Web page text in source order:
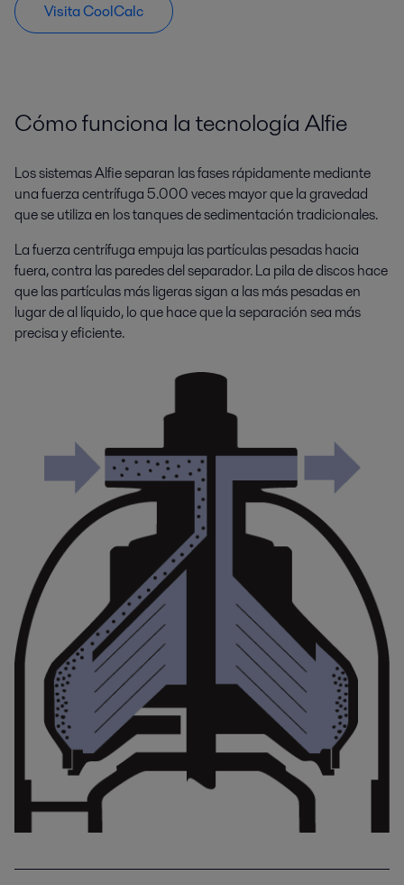
Visita CoolCalc
Cómo funciona la tecnología Alfie
Los sistemas Alfie separan las fases rápidamente mediante
una fuerza centrífuga 5.000 veces mayor que la gravedad
que se utiliza en los tanques de sedimentación tradicionales.
La fuerza centrífuga empuja las partículas pesadas hacia
fuera, contra las paredes del separador. La pila de discos hace
que las partículas más ligeras sigan a las más pesadas en
lugar de al líquido, lo que hace que la separación sea más
precisa y eficiente.